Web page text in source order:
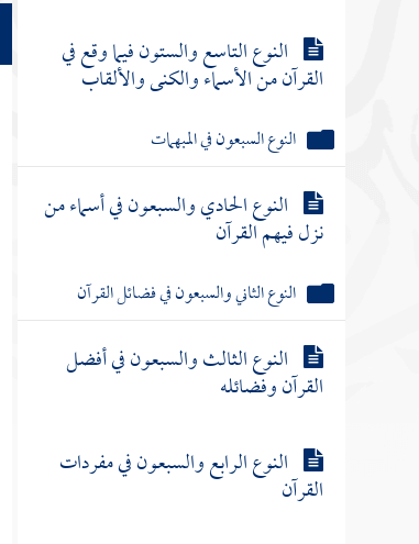
النوع التاسع والستون فيما وقع في
القرآن من الأسماء والكنى والألقاب
النوع السبعون في المبهمات
النوع الحادي والسبعون في أسماء من
نزل فيهم القرآن
النوع الثاني والسبعون في فضائل القرآن
النوع الثالث والسبعون في أفضل
القرآن وفضائله
النوع الرابع والسبعون في مفردات
القرآن